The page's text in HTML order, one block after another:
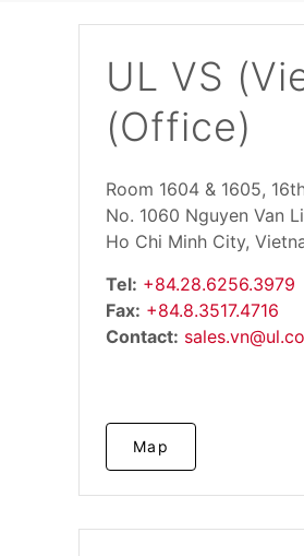
UL VS
(Office)
Room 1604 & 1605,
No. 1060 Nguyen Van
Ho Chi Minh City,
Tel: +84.28.6256.3979
Fax: +84.8.3517.4716
Contact:
Map